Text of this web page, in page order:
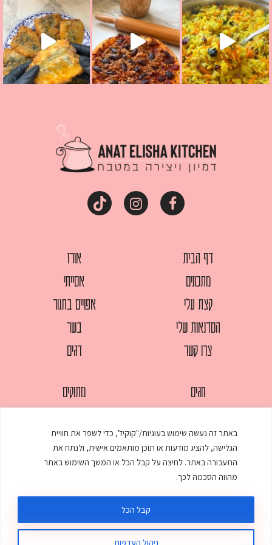
באתר זה נעשה שימוש בעוגיות/"קוקיז", כדי לשפר את חוויית
הגלישה, להציג מודעות או תוכן מותאמים אישית, ולנתח את
התעבורה באתר. לחיצה על קבל הכל או המשך השימוש באתר
מהווה הסכמה לכך.
ניהול העדפות
קבל הכל
דף הבית
מתכונים
קצת עלי
הסדנאות שלי
צרו קשר
אורז
אסייתי
אפויים בתנור
בשר
דגים
חגים
מאפים
ממולאים
מרקים
מתוקים
עוגות
עוף